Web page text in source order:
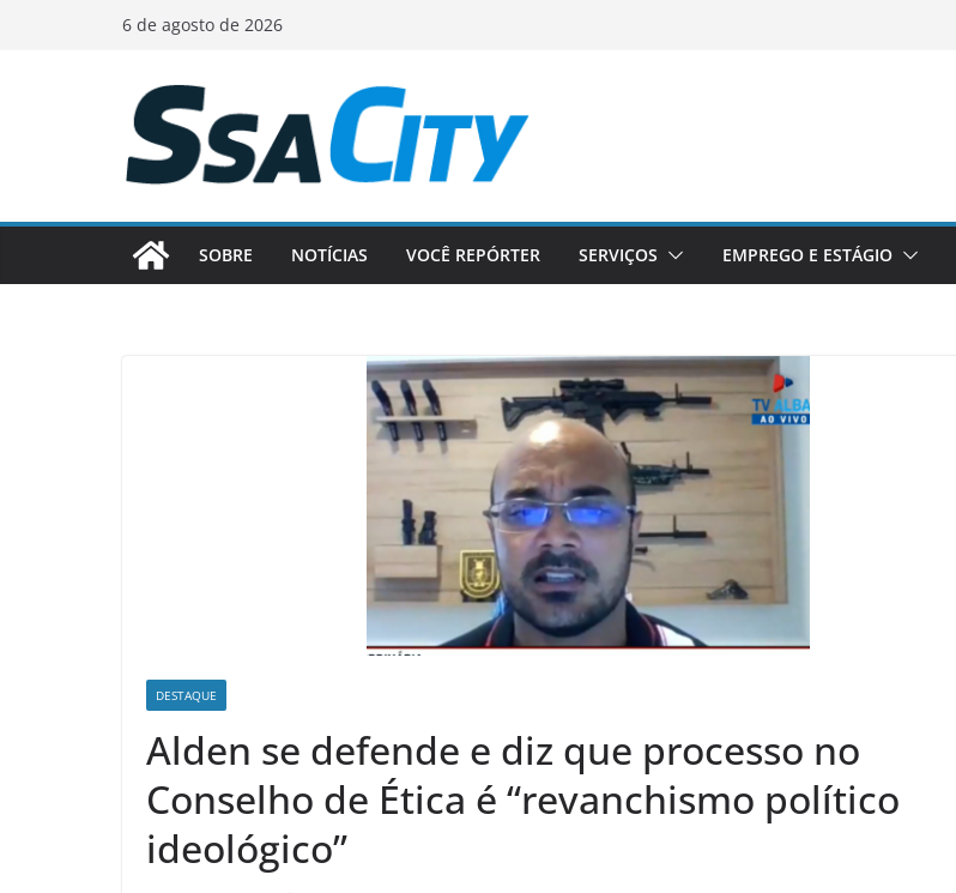
6 de agosto de 2026
SOBRE NOTÍCIAS VOCÊ REPÓRTER SERVIÇOS EMPREGO E ESTÁGIO
DESTAQUE
Alden se defende e diz que processo no
Conselho de Ética é “revanchismo político
ideológico”